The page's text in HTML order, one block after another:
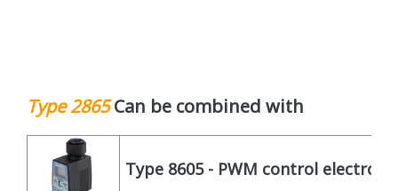
Type 2865 Can be combined with
Type 8605 - PWM control